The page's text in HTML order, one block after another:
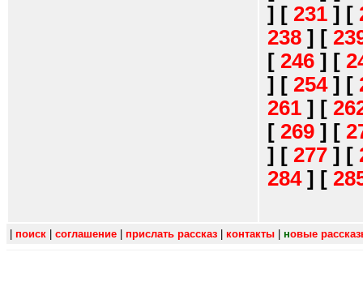
] [ 231 ] [
238 ] [
[ 246 ] [
] [ 254] [
261 ] [
[ 269 ] [
] [ 277 ] [
284] [
поиск соглашение прислать рассказ контакты новые